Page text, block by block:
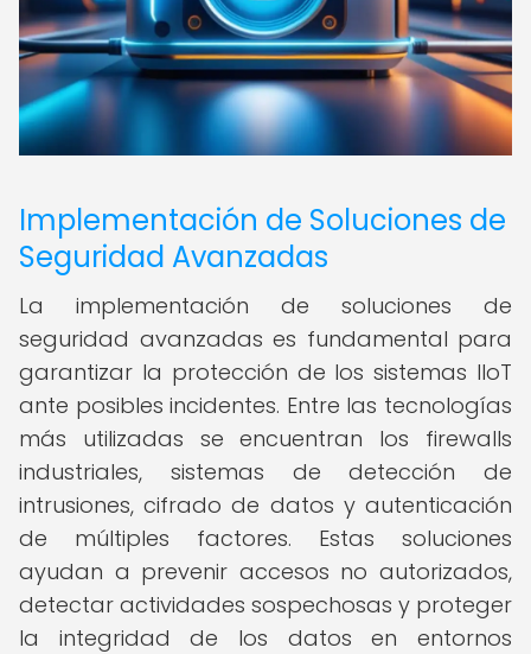
Implementación de Soluciones de
Seguridad Avanzadas
La implementación de soluciones de
seguridad avanzadas es fundamental para
garantizar la protección de los sistemas IIoT
ante posibles incidentes. Entre las tecnologías
más utilizadas se encuentran los firewalls
industriales, sistemas de detección de
intrusiones, cifrado de datos y autenticación
de múltiples factores. Estas soluciones
ayudan a prevenir accesos no autorizados,
detectar actividades sospechosas y proteger
la integridad de los datos en entornos